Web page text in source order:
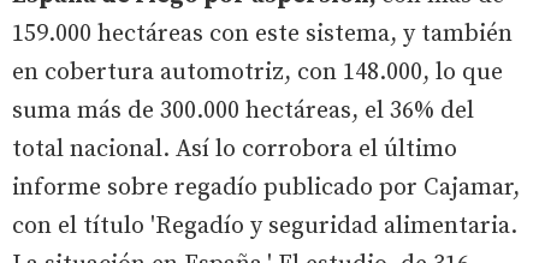
159.000 hectáreas con este sistema, y también
en cobertura automotriz, con 148.000, lo que
suma más de 300.000 hectáreas, el 36% del
total nacional. Así lo corrobora el último
informe sobre regadío publicado por Cajamar,
con el título 'Regadío y seguridad alimentaria.